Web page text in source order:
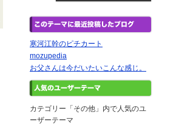
寒河江幹のピチカート
mozupedia
お父さんは今だいたいこんな感じ。
カテゴリー「その他」内で人気のユ
ーザーテーマ